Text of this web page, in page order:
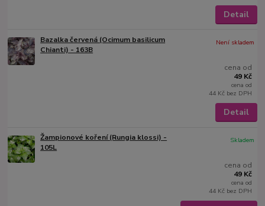
Detail
Bazalka červená (Ocimum basilicum
Chianti) - 163B
cena od
49 Kč
cena od
44 Kč bez DPH
Není skladem
Detail
Žampionové koření (Rungia klossi) -
105L
cena od
49 Kč
cena od
44 Kč bez DPH
Skladem